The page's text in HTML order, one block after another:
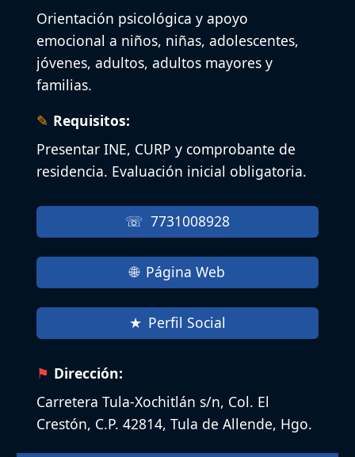
Orientación psicológica y apoyo
emocional a niños, niñas, adolescentes,
jóvenes, adultos, adultos mayores y
familias.
Requisitos:
Presentar INE, CURP y comprobante de
residencia. Evaluación inicial obligatoria.
7731008928
Página Web
Perfil Social
Dirección:
Carretera Tula-Xochitlán s/n, Col. El
Crestón, C.P. 42814, Tula de Allende, Hgo.